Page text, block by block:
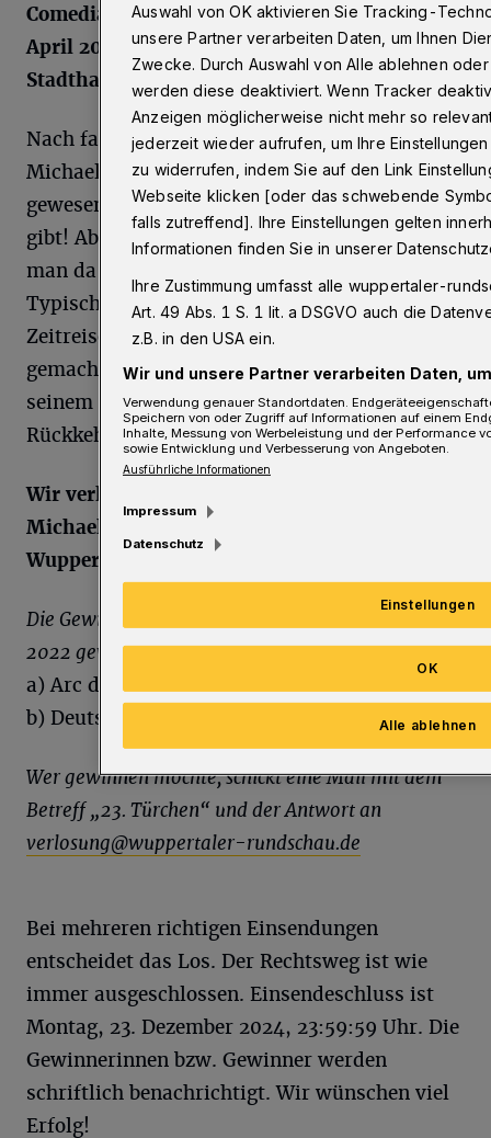
Comedian Michael Mittermeier, das er am 9.
April 2025 ab 20 Uhr in der Historischen
Stadthalle Wuppertal präsentiert.
Nach fast vier Jahrzehnten Comedy-Tour geht
Michael Mittermeier dahin, wo er noch nie
gewesen ist: in die Zukunft. Solang es die noch
gibt! Aber wie hinkommen? In den 80ern ist
man da noch mit dem Auto hingefahren.
Typisch. Doch wie fährt man heute hin? Sind
Zeitreisen überhaupt möglich? Yep, er hat’s
gemacht! Wie? Das erfahren alle Fans in
seinem neuen Programm „Flashback – Die
Rückkehr der Zukunft“.
Wir verlosen 2x2 Karten für den Auftritt von
Michael Mittermeier am 9. April 2025 in der
Wuppertaler Stadthalle
Die Gewinnfrage: Was hat Michael Mittermeier
2022 gewonnen?
a) Arc de Triomphe
b) Deutscher Comedypreis
Wer gewinnen möchte, schickt eine Mail mit dem
Betreff „23. Türchen“ und der Antwort an
verlosung@wuppertaler-rundschau.de
Bei mehreren richtigen Einsendungen
entscheidet das Los. Der Rechtsweg ist wie
immer ausgeschlossen. Einsendeschluss ist
Montag, 23. Dezember 2024, 23:59:59 Uhr. Die
Gewinnerinnen bzw. Gewinner werden
schriftlich benachrichtigt. Wir wünschen viel
Erfolg!
Auswahl von OK aktivieren Sie Tracking-
unsere Partner verarbeiten Daten, um Ihnen
Zwecke. Durch Auswahl von Alle ablehnen
werden diese deaktiviert. Wenn Tracker
Anzeigen möglicherweise nicht mehr so
jederzeit wieder aufrufen, um Ihre
zu widerrufen, indem Sie auf den Link
Webseite klicken [oder das schwebende
falls zutreffend]. Ihre Einstellungen gelten
Informationen finden Sie in unserer
Ihre Zustimmung umfasst alle wuppertaler-
Art. 49 Abs. 1 S. 1 lit. a DSGVO auch die
z.B. in den USA ein.
Wir und unsere Partner verarbeiten Daten,
Verwendung genauer Standortdaten.
Speichern von oder Zugriff auf Informationen auf einem
Inhalte, Messung von Werbeleistung und der Performance
sowie Entwicklung und Verbesserung von Angeboten.
Ausführliche Informationen
Impressum
Datenschutz
Einstellungen
Alle ablehnen
OK